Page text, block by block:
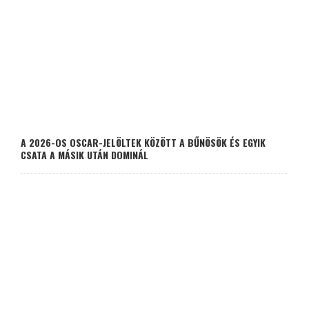
A 2026-OS OSCAR-JELÖLTEK KÖZÖTT A BŰNÖSÖK ÉS EGYIK
CSATA A MÁSIK UTÁN DOMINÁL